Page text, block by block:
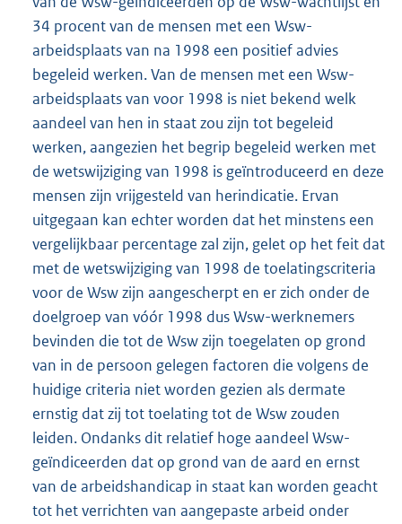
34 procent van de mensen met een Wsw-
arbeidsplaats van na 1998 een positief advies
begeleid werken. Van de mensen met een Wsw-
arbeidsplaats van voor 1998 is niet bekend welk
aandeel van hen in staat zou zijn tot begeleid
werken, aangezien het begrip begeleid werken met
de wetswijziging van 1998 is geïntroduceerd en deze
mensen zijn vrijgesteld van herindicatie. Ervan
uitgegaan kan echter worden dat het minstens een
vergelijkbaar percentage zal zijn, gelet op het feit dat
met de wetswijziging van 1998 de toelatingscriteria
voor de Wsw zijn aangescherpt en er zich onder de
doelgroep van vóór 1998 dus Wsw-werknemers
bevinden die tot de Wsw zijn toegelaten op grond
van in de persoon gelegen factoren die volgens de
huidige criteria niet worden gezien als dermate
ernstig dat zij tot toelating tot de Wsw zouden
leiden. Ondanks dit relatief hoge aandeel Wsw-
geïndiceerden dat op grond van de aard en ernst
van de arbeidshandicap in staat kan worden geacht
tot het verrichten van aangepaste arbeid onder